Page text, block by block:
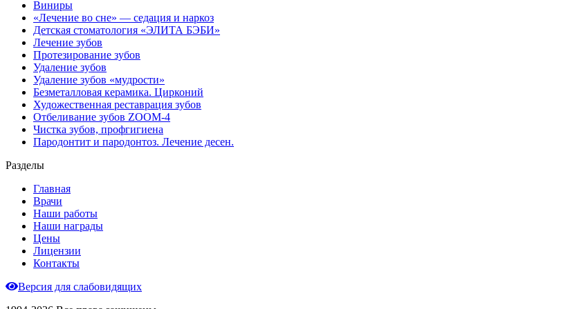
Виниры
«Лечение во сне» — седация и наркоз
Детская стоматология «ЭЛИТА БЭБИ»
Лечение зубов
Протезирование зубов
Удаление зубов
Удаление зубов «мудрости»
Безметалловая керамика. Цирконий
Художественная реставрация зубов
Отбеливание зубов ZOOM-4
Чистка зубов, профгигиена
Пародонтит и пародонтоз. Лечение десен.
Разделы
Главная
Врачи
Наши работы
Наши награды
Цены
Лицензии
Контакты
Версия для слабовидящих